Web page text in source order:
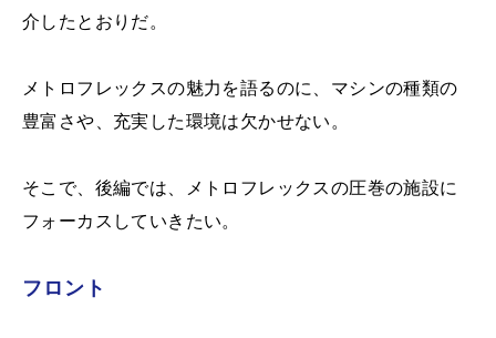
介したとおりだ。
メトロフレックスの魅力を語るのに、マシンの種類の
豊富さや、充実した環境は欠かせない。
そこで、後編では、メトロフレックスの圧巻の施設に
フォーカスしていきたい。
フロント